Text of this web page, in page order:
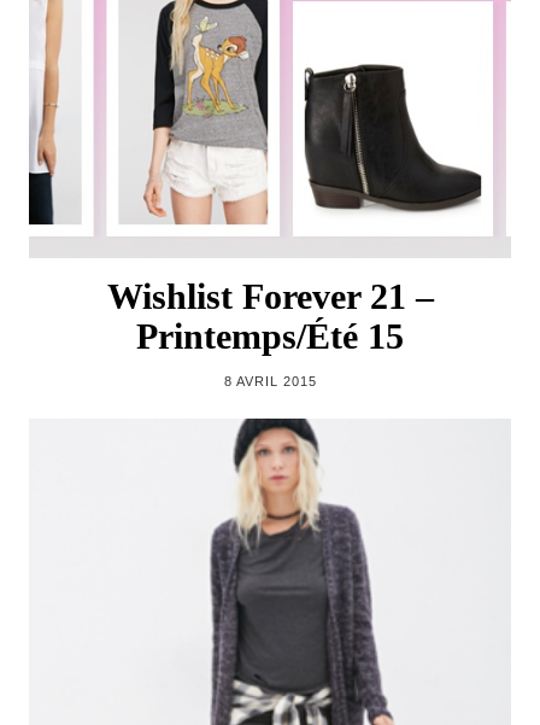
Wishlist Forever 21 –
Printemps/Été 15
8 AVRIL 2015